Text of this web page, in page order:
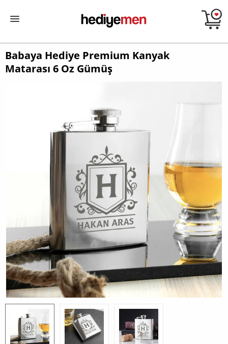
Babaya Hediye Premium Kanyak
Matarası 6 Oz Gümüş